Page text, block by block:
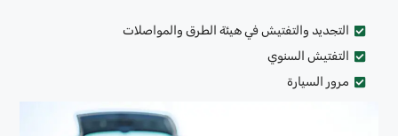
التجديد والتفتيش في هيئة الطرق والمواصلات
التفتيش السنوي
مرور السيارة